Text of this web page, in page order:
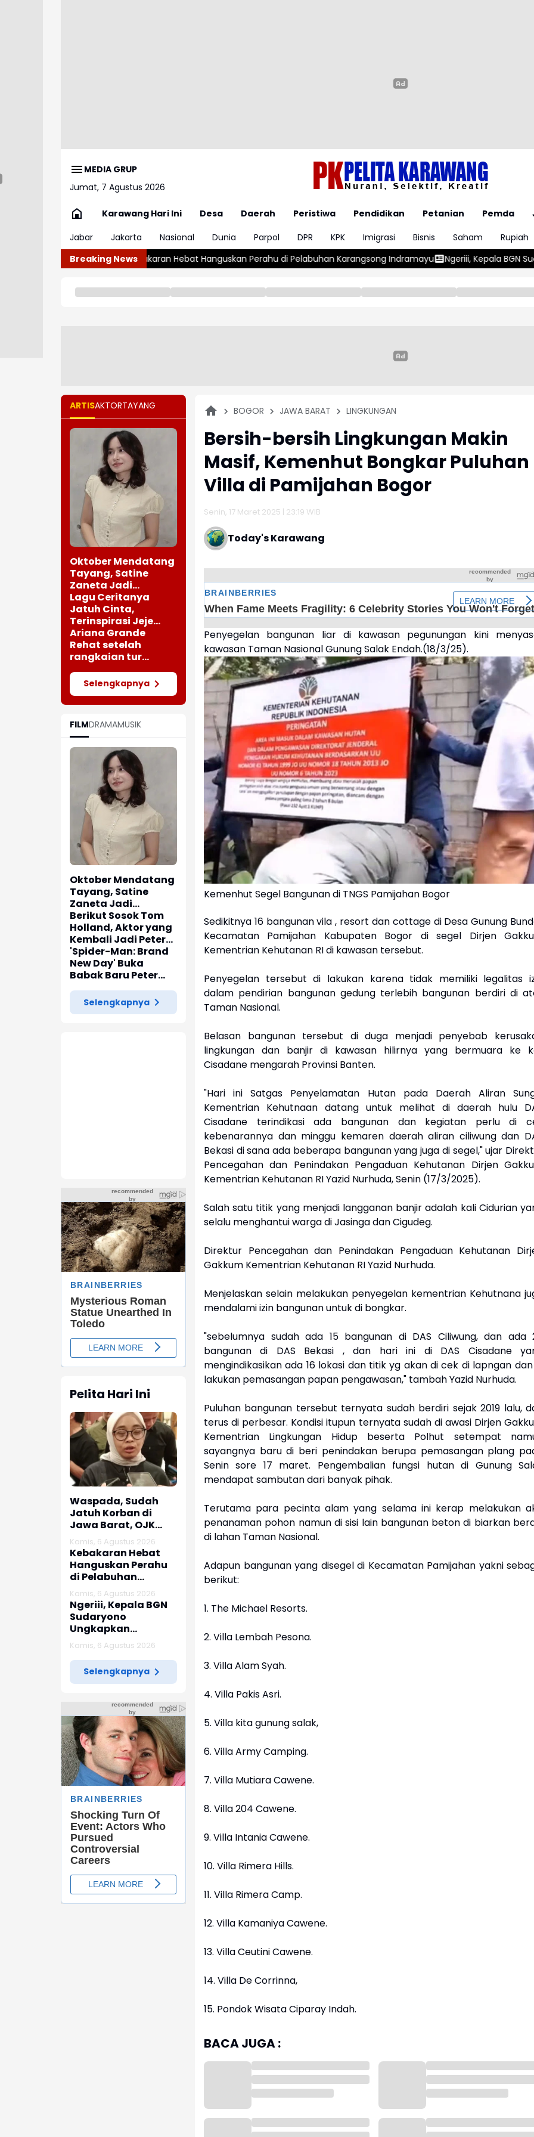
MEDIA GRUP
Jumat, 7 Agustus 2026
Karawang Hari Ini Desa Daerah Peristiwa Pendidikan Petanian Pemda
Jabar
Jakarta Nasional Dunia Parpol DPR KPK Imigrasi Bisnis Saham Rupiah
Breaking News
Kebakaran Hebat Hanguskan Perahu di Pelabuhan Karangsong Indramayu Ngeriii, Kepala BGN Sudaryono
ARTISAKTORTAYANG
Oktober Mendatang
Tayang, Satine
Zaneta Jadi
Pemeran Utama Film
Siti Si Vampir
Lagu Ceritanya
Jatuh Cinta,
Terinspirasi Jeje
saat Bertemu
Perempuan Cantik
Ariana Grande
Rehat setelah
rangkaian tur
"Eternal Sunshine"
Selengkapnya
FILMDRAMAMUSIK
Oktober Mendatang
Tayang, Satine
Zaneta Jadi
Pemeran Utama Film
Siti Si Vampir
Berikut Sosok Tom
Holland, Aktor yang
Kembali Jadi Peter
Parker di 'Spider-
Man: Brand New Day'
'Spider-Man: Brand
New Day' Buka
Babak Baru Peter
Parker di Marvel
Cinematic Universe
Selengkapnya
Pelita Hari Ini
Waspada, Sudah
Jatuh Korban di
Jawa Barat, OJK
dan Polisi Ungkap
Dugaan Penipuan
Modus Titip Limit
Paylater
Kamis, 6 Agustus 2026
Kebakaran Hebat
Hanguskan Perahu
di Pelabuhan
Karangsong
Indramayu
Kamis, 6 Agustus 2026
Ngeriii, Kepala BGN
Sudaryono
Ungkapkan
Diketemukan Ada 6
Juta Data Ganda
Siswa Penerima MBG
Kamis, 6 Agustus 2026
Selengkapnya
BOGOR JAWA BARAT LINGKUNGAN
Bersih-bersih Lingkungan Makin
Masif, Kemenhut Bongkar Puluhan
Villa di Pamijahan Bogor
Senin, 17 Maret 2025 | 23:19 WIB
Today's Karawang
Penyegelan bangunan liar di kawasan pegunungan kini
kawasan Taman Nasional Gunung Salak Endah.(18/3/25).
Kemenhut Segel Bangunan di TNGS Pamijahan Bogor
Sedikitnya 16 bangunan vila , resort dan cottage di Desa Gunung
Kecamatan Pamijahan Kabupaten Bogor di segel Dirjen
Kementrian Kehutanan RI di kawasan tersebut.
Penyegelan tersebut di lakukan karena tidak memiliki legalitas
dalam pendirian bangunan gedung terlebih bangunan berdiri di
Taman Nasional.
Belasan bangunan tersebut di duga menjadi penyebab
lingkungan dan banjir di kawasan hilirnya yang bermuara ke
Cisadane mengarah Provinsi Banten.
"Hari ini Satgas Penyelamatan Hutan pada Daerah Aliran
Kementrian Kehutnaan datang untuk melihat di daerah hulu
Cisadane terindikasi ada bangunan dan kegiatan perlu di
kebenarannya dan minggu kemaren daerah aliran ciliwung dan
Bekasi di sana ada beberapa bangunan yang juga di segel," ujar
Pencegahan dan Penindakan Pengaduan Kehutanan Dirjen
Kementrian Kehutanan RI Yazid Nurhuda, Senin (17/3/2025).
Salah satu titik yang menjadi langganan banjir adalah kali Cidurian
selalu menghantui warga di Jasinga dan Cigudeg.
Direktur Pencegahan dan Penindakan Pengaduan Kehutanan
Gakkum Kementrian Kehutanan RI Yazid Nurhuda.
Menjelaskan selain melakukan penyegelan kementrian Kehutnana
mendalami izin bangunan untuk di bongkar.
"sebelumnya sudah ada 15 bangunan di DAS Ciliwung, dan ada
bangunan di DAS Bekasi , dan hari ini di DAS Cisadane
mengindikasikan ada 16 lokasi dan titik yg akan di cek di lapngan
lakukan pemasangan papan pengawasan," tambah Yazid Nurhuda.
Puluhan bangunan tersebut ternyata sudah berdiri sejak 2019 lalu,
terus di perbesar. Kondisi itupun ternyata sudah di awasi Dirjen
Kementrian Lingkungan Hidup beserta Polhut setempat
sayangnya baru di beri penindakan berupa pemasangan plang
Senin sore 17 maret. Pengembalian fungsi hutan di Gunung
mendapat sambutan dari banyak pihak.
Terutama para pecinta alam yang selama ini kerap melakukan
penanaman pohon namun di sisi lain bangunan beton di biarkan
di lahan Taman Nasional.
Adapun bangunan yang disegel di Kecamatan Pamijahan yakni
berikut:
1. The Michael Resorts.
2. Villa Lembah Pesona.
3. Villa Alam Syah.
4. Villa Pakis Asri.
5. Villa kita gunung salak,
6. Villa Army Camping.
7. Villa Mutiara Cawene.
8. Villa 204 Cawene.
9. Villa Intania Cawene.
10. Villa Rimera Hills.
11. Villa Rimera Camp.
12. Villa Kamaniya Cawene.
13. Villa Ceutini Cawene.
14. Villa De Corrinna,
15. Pondok Wisata Ciparay Indah.
BACA JUGA :